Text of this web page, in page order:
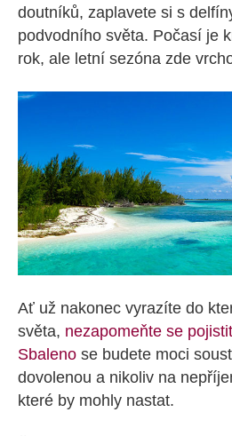
doutníků, zaplavete si s
podvodního světa. Počasí je
rok, ale letní sezóna zde
Ať už nakonec vyrazíte do
světa, nezapomeňte se pojistit
Sbaleno se budete moci
dovolenou a nikoliv na
které by mohly nastat.